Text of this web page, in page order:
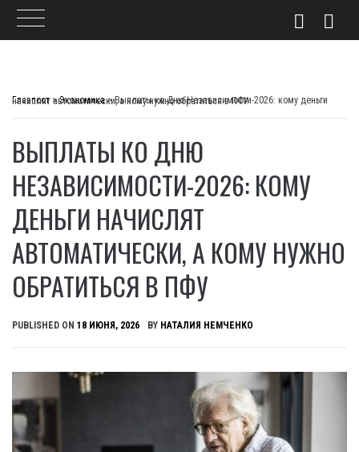
Главпост>Экономика>
Выплаты ко Дню Независимости-2026: кому деньги начислят автоматически, а кому нужно обратиться в ПФУ
ВЫПЛАТЫ КО ДНЮ
НЕЗАВИСИМОСТИ-2026: КОМУ
ДЕНЬГИ НАЧИСЛЯТ
АВТОМАТИЧЕСКИ, А КОМУ НУЖНО
ОБРАТИТЬСЯ В ПФУ
PUBLISHED ON 18 ИЮНЯ, 2026 BY НАТАЛИЯ НЕМЧЕНКО